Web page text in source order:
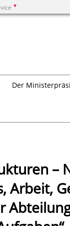
Der
–
Arbeit,